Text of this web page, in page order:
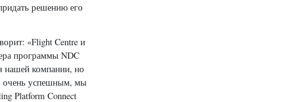
решению его
«Flight Centre и
программы NDC
нашей компании, но
очень успешным, мы
Platform Connect